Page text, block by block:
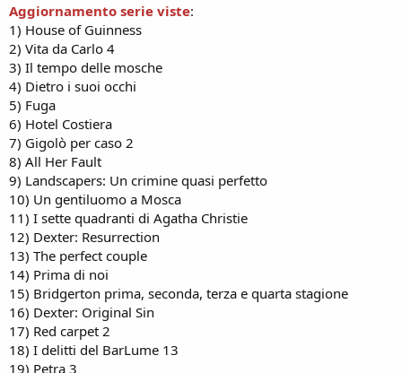
Aggiornamento serie viste:
1) House of Guinness
2) Vita da Carlo 4
3) Il tempo delle mosche
4) Dietro i suoi occhi
5) Fuga
6) Hotel Costiera
7) Gigolò per caso 2
8) All Her Fault
9) Landscapers: Un crimine quasi perfetto
10) Un gentiluomo a Mosca
11) I sette quadranti di Agatha Christie
12) Dexter: Resurrection
13) The perfect couple
14) Prima di noi
15) Bridgerton prima, seconda, terza e quarta stagione
16) Dexter: Original Sin
17) Red carpet 2
18) I delitti del BarLume 13
19) Petra 3